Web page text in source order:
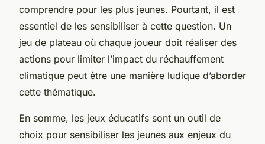
comprendre pour les plus jeunes. Pourtant, il est
essentiel de les sensibiliser à cette question. Un
jeu de plateau où chaque joueur doit réaliser des
actions pour limiter l’impact du réchauffement
climatique peut être une manière ludique d’aborder
cette thématique.
En somme, les jeux éducatifs sont un outil de
choix pour sensibiliser les jeunes aux enjeux du